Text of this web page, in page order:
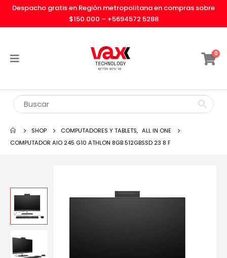
Despacho gratis en Región metropolitana en compras sobre
$150.000 – +5694572 5288
0
SHOP COMPUTADORES Y TABLETS, ALL IN ONE
COMPUTADOR AIO 245 G10 ATHLON 8GB 512GBSSD 23 8 F